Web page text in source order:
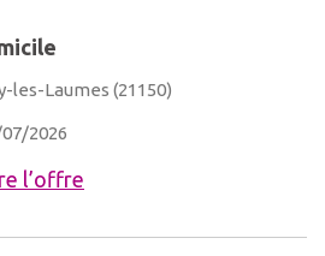
les-Laumes (21150)
2026
l’offre